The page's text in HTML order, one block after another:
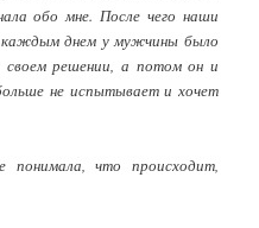
обо мне. После чего наши
днем у мужчины было
своем решении, а потом он и
не испытывает и хочет
что происходит,